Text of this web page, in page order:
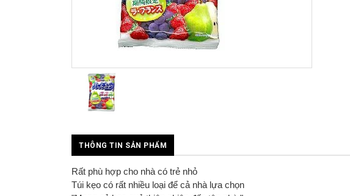
THÔNG TIN SẢN PHẨM
Rất phù hợp cho nhà có trẻ nhỏ
Túi kẹo có rất nhiều loại để cả nhà lựa chọn